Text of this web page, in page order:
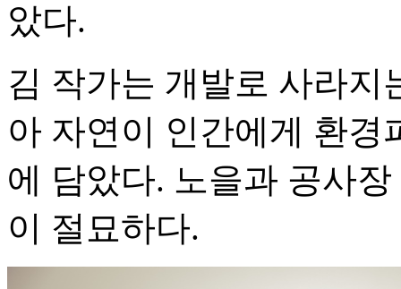
았다.
김 작가는 개발로 사라지
아 자연이 인간에게 환
에 담았다. 노을과 공사
이 절묘하다.